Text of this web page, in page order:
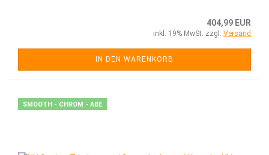
404,99 EUR
inkl. 19% MwSt. zzgl. Versand
IN DEN WARENKORB
SMOOTH - CHROM - ABE